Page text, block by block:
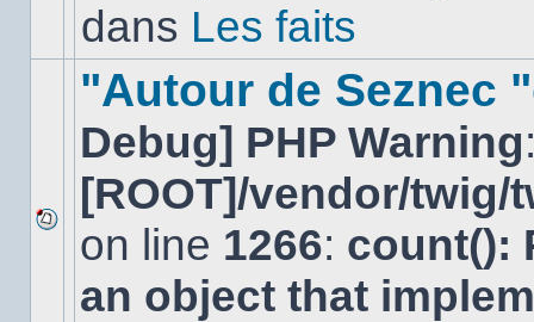
dans Les faits
Aucun
nouveau
message
non-
"Autour de Seznec
Debug] PHP Warning
[ROOT]/vendor/
on line 1266: count():
an object that